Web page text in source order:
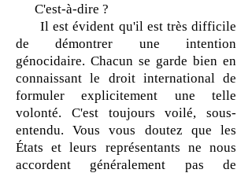
C'est-à-dire ?
Il est évident qu'il est très difficile
de démontrer une intention
génocidaire. Chacun se garde bien en
connaissant le droit international de
formuler explicitement une telle
volonté. C'est toujours voilé, sous-
entendu. Vous vous doutez que les
États et leurs représentants ne nous
accordent généralement pas de